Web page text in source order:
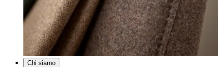
Chi siamo